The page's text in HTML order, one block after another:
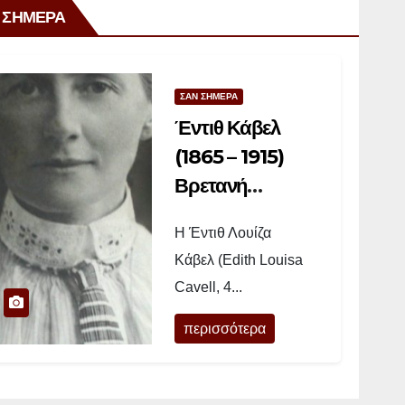
ΣΑΝ ΣΗΜΕΡΑ
Έντιθ Κάβελ
(1865 – 1915)
Βρετανή
Η Έντιθ Λουίζα
Κάβελ (Edith Louisa
Cavell, 4...
περισσότερα